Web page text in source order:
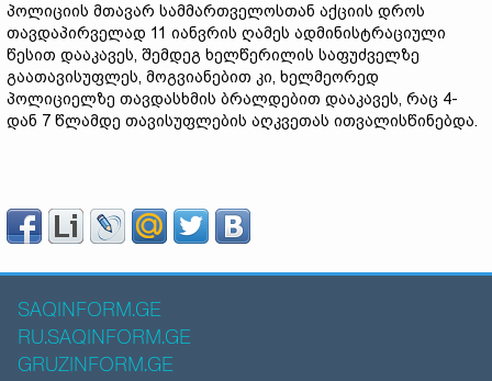
პოლიციის მთავარ სამმართველოსთან აქციის დროს
თავდაპირველად 11 იანვრის ღამეს ადმინისტრაციული
წესით დააკავეს, შემდეგ ხელწერილის საფუძველზე
გაათავისუფლეს, მოგვიანებით კი, ხელმეორედ
პოლიციელზე თავდასხმის ბრალდებით დააკავეს, რაც 4-
დან 7 წლამდე თავისუფლების აღკვეთას ითვალისწინებდა.
SAQINFORM.GE
RU.SAQINFORM.GE
GRUZINFORM.GE